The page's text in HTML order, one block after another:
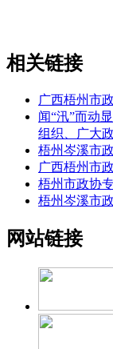
相关链接
广西梧州市
闻“汛”而动
组织、广大
梧州岑溪市
广西梧州市
梧州市政协
梧州岑溪市
网站链接